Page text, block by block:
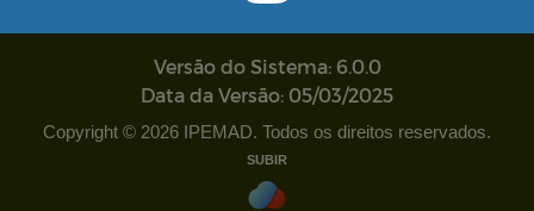
Versão do Sistema: 6.0.0
Data da Versão: 05/03/2025
Copyright © 2026 IPEMAD. Todos os direitos reservados.
SUBIR